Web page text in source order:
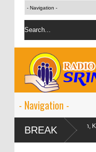
BREAK
Libur Lebaran, Konsumsi
Persen